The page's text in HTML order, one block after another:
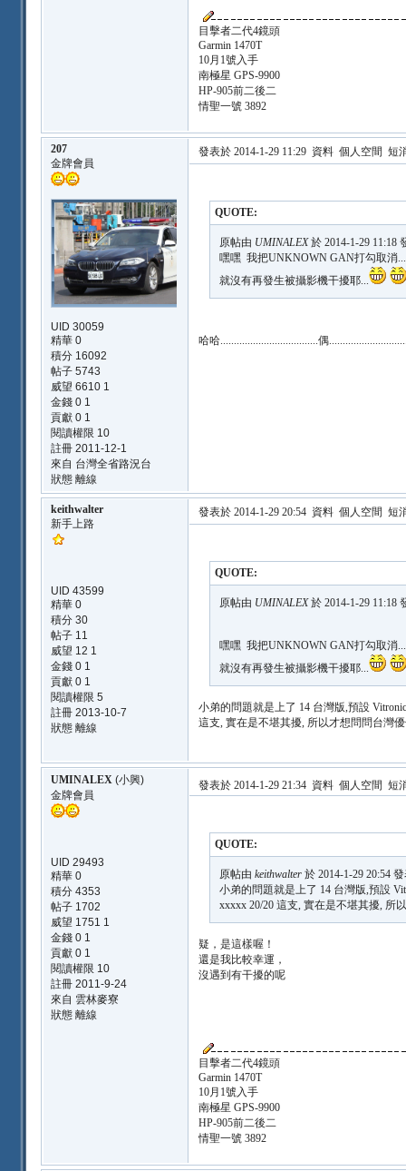
目擊者二代4鏡頭
Garmin 1470T
10月1號入手
南極星 GPS-9900
HP-905前二後二
情聖一號 3892
207
金牌會員
UID 30059
精華 0
積分 16092
帖子 5743
威望 6610 1
金錢 0 1
貢獻 0 1
閱讀權限 10
註冊 2011-12-1
來自 台灣全省路況台
狀態 離線
發表於 2014-1-29 11:29 資料 個人空間 短
QUOTE:
原帖由 UMINALEX於 2014-1-29 11:18
嘿嘿 我把UNKNOWN GAN打勾取消
就沒有再發生被攝影機干擾耶...
哈哈....................................偶
keithwalter
新手上路
UID 43599
精華 0
積分 30
帖子 11
威望 12 1
金錢 0 1
貢獻 0 1
閱讀權限 5
註冊 2013-10-7
狀態 離線
發表於 2014-1-29 20:54 資料 個人空間 短
QUOTE:
原帖由 UMINALEX於 2014-1-29 11:18
嘿嘿 我把UNKNOWN GAN打勾取消
就沒有再發生被攝影機干擾耶...
小弟的問題就是上了 14 台灣版,預設
這支, 實在是不堪其擾, 所以才想問問台灣
UMINALEX (小興)
金牌會員
UID 29493
精華 0
積分 4353
帖子 1702
威望 1751 1
金錢 0 1
貢獻 0 1
閱讀權限 10
註冊 2011-9-24
來自 雲林麥寮
狀態 離線
發表於 2014-1-29 21:34 資料 個人空間 短
QUOTE:
原帖由 keithwalter於 2014-1-29 20:54
小弟的問題就是上了 14 台灣版,預設
xxxxx 20/20 這支, 實在是不堪其擾, 所
疑，是這樣喔！
還是我比較幸運，
沒遇到有干擾的呢
目擊者二代4鏡頭
Garmin 1470T
10月1號入手
南極星 GPS-9900
HP-905前二後二
情聖一號 3892